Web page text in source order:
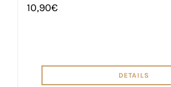
10,90€
DETAILS